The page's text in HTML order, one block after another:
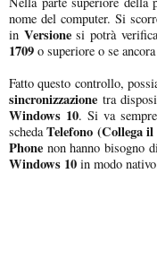
nome del computer. Si
in Versionesi potrà
1709 o superiore o se
Fatto questo controllo,
sincronizzazione tra
Windows 10. Si va
schedaTelefono (Collega
Phone non hanno bisogno
Windows 10 in modo